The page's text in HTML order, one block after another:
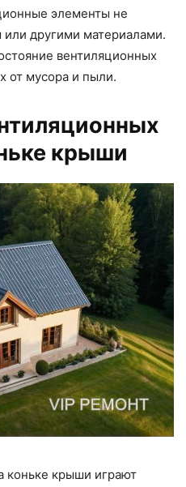
элементы не
другими материалами.
вентиляционных
от мусора и пыли.
крыши
коньке крыши играют